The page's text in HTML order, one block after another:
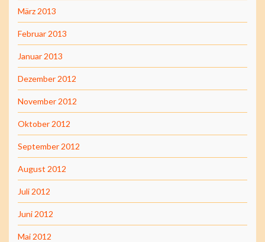
März 2013
Februar 2013
Januar 2013
Dezember 2012
November 2012
Oktober 2012
September 2012
August 2012
Juli 2012
Juni 2012
Mai 2012